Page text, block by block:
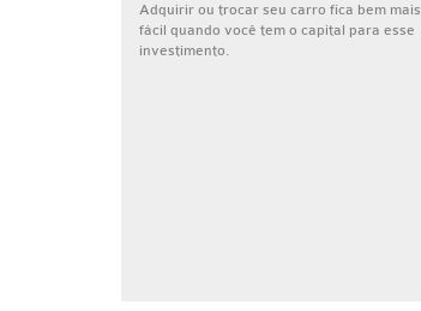
Adquirir ou trocar seu carro fica bem mais
fácil quando você tem o capital para esse
investimento.